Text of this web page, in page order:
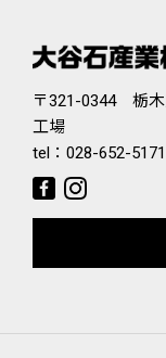
〒321-0344 栃木
工場
tel： 028-652-5171